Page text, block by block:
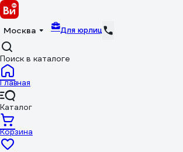
Москва Для юрлиц
Поиск в каталоге
Главная
Каталог
Корзина